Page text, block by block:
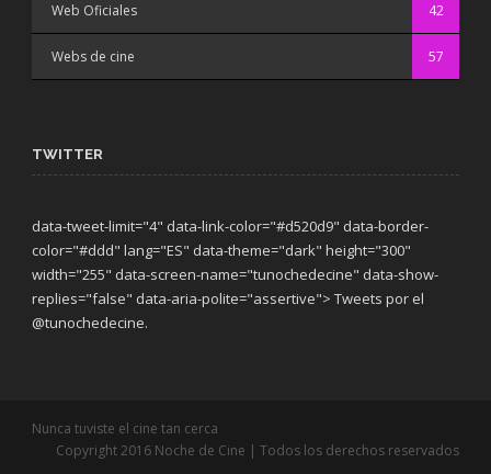
Web Oficiales 42
Webs de cine 57
TWITTER
data-tweet-limit="4" data-link-color="#d520d9" data-border-
color="#ddd" lang="ES" data-theme="dark" height="300"
width="255" data-screen-name="tunochedecine" data-show-
replies="false" data-aria-polite="assertive"> Tweets por el
@tunochedecine.
Nunca tuviste el cine tan cerca
Copyright 2016 Noche de Cine | Todos los derechos reservados